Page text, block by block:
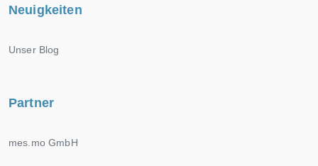
Neuigkeiten
Unser Blog
Partner
mes.mo GmbH